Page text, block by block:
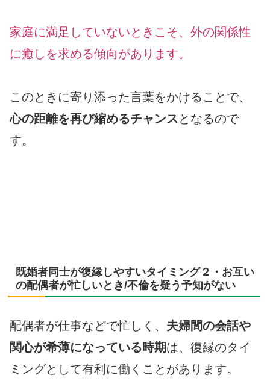
家庭に満足していないときこそ、外の関係性
に癒しを求める傾向があります。
このときに寄り添った言葉をかけることで、
心の距離を再び縮めるチャンス となるので
す。
既婚者同士が復縁しやすいタイミング２・お互い
の配偶者が忙しいとき/不倫を疑う予知がない
配偶者が仕事などで忙しく、 夫婦間の会話や
関心が希薄になっている時期は、復縁のタイ
ミングとして有利に働くことがあります。